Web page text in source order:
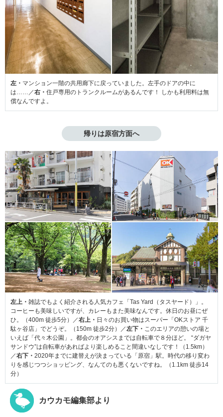
左・ マンション一階の共用廊下に戻っていました。左手のドアの中に
は……／右・ 住戸専用のトランクルームがあるんです！ しかも利用料は無
償なんですよ。
帰りは原宿方面へ
左上・ 雑誌でもよく紹介される人気カフェ「Tas Yard（タスヤード）」。
コーヒーも美味しいですが、カレーもまた美味なんです。休日のお昼にぜ
ひ。（400m 徒歩5分）／右上・ 日々のお買い物はスーパー「OKストア 千
駄ヶ谷店」でどうぞ。（150m 徒歩2分）／左下・ このエリアの憩いの場と
いえば「代々木公園」。都会のオアシスまでは自転車で８分ほど。 “ダガヤ
サンドウ”は自転車があればより楽しめること間違いなしです！（1.5km）
／右下・ 2020年までに建替えが決まっている「原宿」駅。時代の移り変わ
りを感じつつショッピング、なんてのも悪くないですね。（1.1km 徒歩14
分）
カウカモ編集部より